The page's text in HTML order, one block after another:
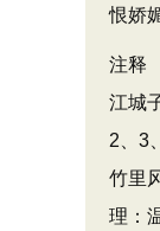
恨娇
注释
江城
2、3
竹里
理：